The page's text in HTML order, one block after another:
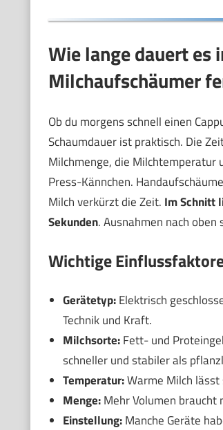
Wie lange dauert es
Milchaufschäumer
Ob du morgens schnell einen
Schaumdauer ist praktisch. Die
Milchmenge, die Milchtemperatur
Press-Kännchen.
Milch verkürzt die Zeit. Im Schnitt
Sekunden. Ausnahmen nach
Wichtige
Gerätetyp:Elektrisch
Technik und Kraft.
Milchsorte:Fett- und
schneller und stabiler als
Temperatur:Warme Milch lässt
Menge:Mehr Volumen braucht
Einstellung:Manche Geräte